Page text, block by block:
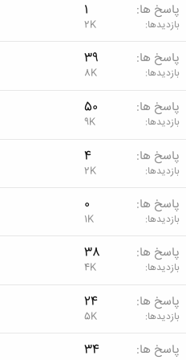
پاسخ ها 1
بازدیدها 2K
پاسخ ها 39
بازدیدها 8K
پاسخ ها 50
بازدیدها 9K
پاسخ ها 4
بازدیدها 2K
پاسخ ها 0
بازدیدها 1K
پاسخ ها 38
بازدیدها 4K
پاسخ ها 24
بازدیدها 5K
پاسخ ها 34